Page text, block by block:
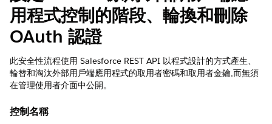
用程式控制的階段、輪換和刪除
OAuth 認證
此安全性流程使用 Salesforce REST API 以程式設計的方式產生、
輪替和淘汰外部用戶端應用程式的取用者密碼和取用者金鑰,而無須
在管理使用者介面中公開。
控制名稱